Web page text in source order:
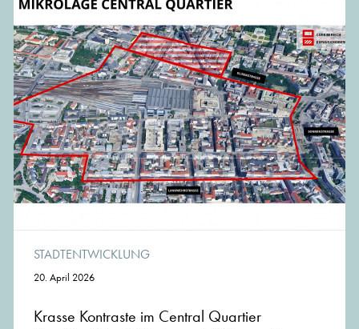
STADTENTWICKLUNG
20. April 2026
Krasse Kontraste im Central Quartier